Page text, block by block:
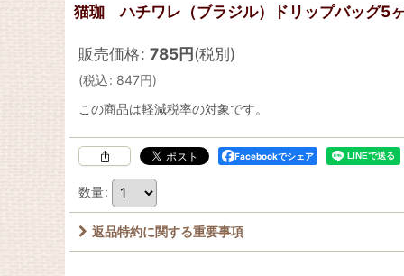
猫珈 ハチワレ（ブラジル）ドリップバッグ5
販売価格: 785円(税別)
(税込: 847円)
この商品は軽減税率の対象です。
Facebookでシェア
数量:
返品特約に関する重要事項